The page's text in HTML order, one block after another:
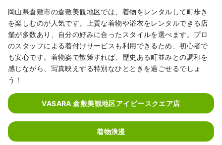
岡山県倉敷市の倉敷美観地区では、着物をレンタルして町歩き
を楽しむのが人気です。上質な着物や浴衣をレンタルできる店
舗が多数あり、自分の好みに合ったスタイルを選べます。プロ
のスタッフによる着付けサービスも利用できるため、初心者で
も安心です。着物姿で散策すれば、歴史ある町並みとの調和を
感じながら、写真映えする特別なひとときを過ごせるでしょ
う！
VASARA 倉敷美観地区アイビースクエア店
着物浪漫